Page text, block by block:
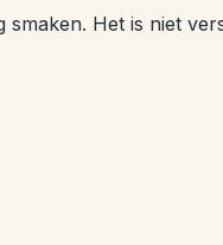
Het is niet